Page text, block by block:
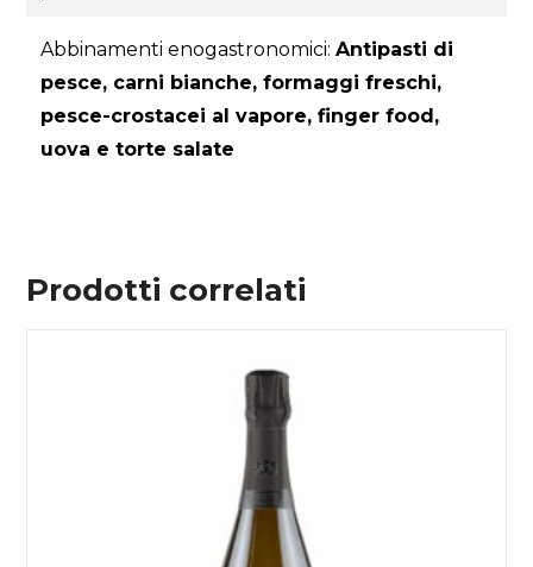
Abbinamenti enogastronomici:Antipasti di
pesce, carni bianche, formaggi freschi,
pesce-crostacei al vapore, finger food,
uova e torte salate
Prodotti correlati